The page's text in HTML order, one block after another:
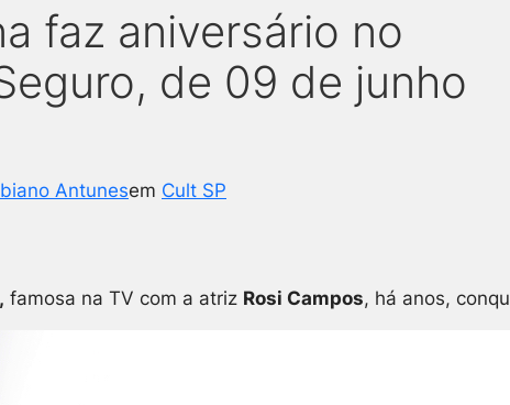
faz aniversário no
de 09 de junho
Antunesem Cult SP
famosa na TV com a atriz Rosi Campos, há anos,